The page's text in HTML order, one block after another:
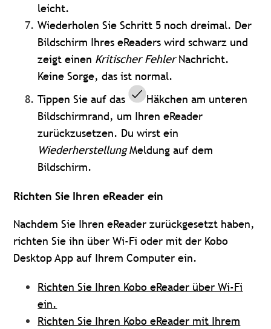
leicht.
Wiederholen Sie Schritt 5 noch dreimal. Der
Bildschirm Ihres eReaders wird schwarz und
zeigt einen Kritischer FehlerNachricht.
Keine Sorge, das ist normal.
Tippen Sie auf das
Häkchen am unteren
Bildschirmrand, um Ihren eReader
zurückzusetzen. Du wirst ein
WiederherstellungMeldung auf dem
Bildschirm.
Richten Sie Ihren eReader ein
Nachdem Sie Ihren eReader zurückgesetzt haben,
richten Sie ihn über Wi-Fi oder mit der Kobo
Desktop App auf Ihrem Computer ein.
Richten Sie Ihren Kobo eReader über Wi-Fi
ein.
Richten Sie Ihren Kobo eReader mit Ihrem